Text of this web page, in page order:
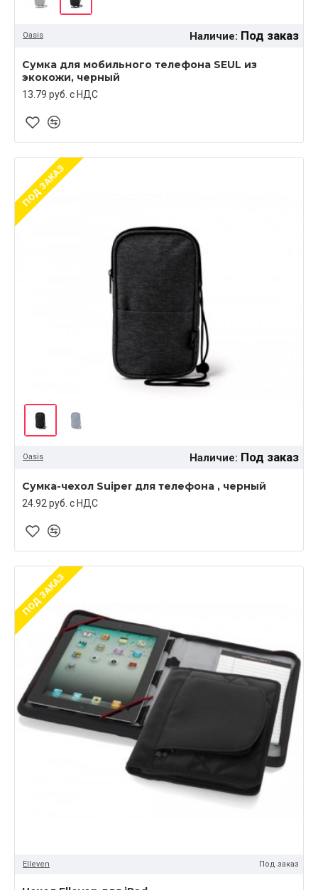
Oasis Наличие: Под заказ
Сумка для мобильного телефона SEUL из
экокожи, черный
13.79 руб. c НДС
ПОД ЗАКАЗ
Oasis Наличие: Под заказ
Сумка-чехол Suiper для телефона , черный
24.92 руб. c НДС
ПОД ЗАКАЗ
Elleven Под заказ